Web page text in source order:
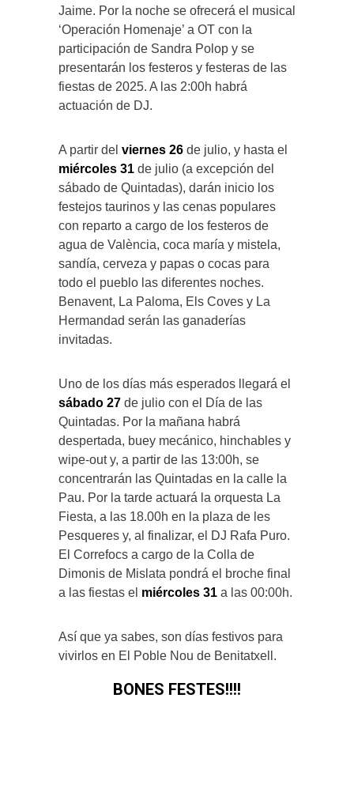
Jaime. Por la noche se ofrecerá el musical
‘Operación Homenaje’ a OT con la
participación de Sandra Polop y se
presentarán los festeros y festeras de las
fiestas de 2025. A las 2:00h habrá
actuación de DJ.
A partir del viernes 26 de julio, y hasta el
miércoles 31 de julio (a excepción del
sábado de Quintadas), darán inicio los
festejos taurinos y las cenas populares
con reparto a cargo de los festeros de
agua de València, coca maría y mistela,
sandía, cerveza y papas o cocas para
todo el pueblo las diferentes noches.
Benavent, La Paloma, Els Coves y La
Hermandad serán las ganaderías
invitadas.
Uno de los días más esperados llegará el
sábado 27 de julio con el Día de las
Quintadas. Por la mañana habrá
despertada, buey mecánico, hinchables y
wipe-out y, a partir de las 13:00h, se
concentrarán las Quintadas en la calle la
Pau. Por la tarde actuará la orquesta La
Fiesta, a las 18.00h en la plaza de les
Pesqueres y, al finalizar, el DJ Rafa Puro.
El Correfocs a cargo de la Colla de
Dimonis de Mislata pondrá el broche final
a las fiestas el miércoles 31 a las 00:00h.
Así que ya sabes, son días festivos para
vivirlos en El Poble Nou de Benitatxell.
BONES FESTES!!!!